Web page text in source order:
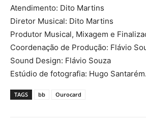
Atendimento: Dito Martins
Diretor Musical: Dito Martins
Produtor Musical, Mixagem e
Coordenação de Produção: Flávio
Sound Design: Flávio Souza
Estúdio de fotografia: Hugo Santarém.
TAGS bb Ourocard